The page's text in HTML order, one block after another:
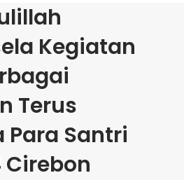
Kegiatan
Terus
Para Santri
Cirebon